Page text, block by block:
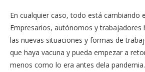
En cualquier caso, todo está cambiando
Empresarios, autónomos y trabajadores
las nuevas situaciones y formas de
que haya vacuna y pueda empezar a
menos como lo era antes dela pandemia.